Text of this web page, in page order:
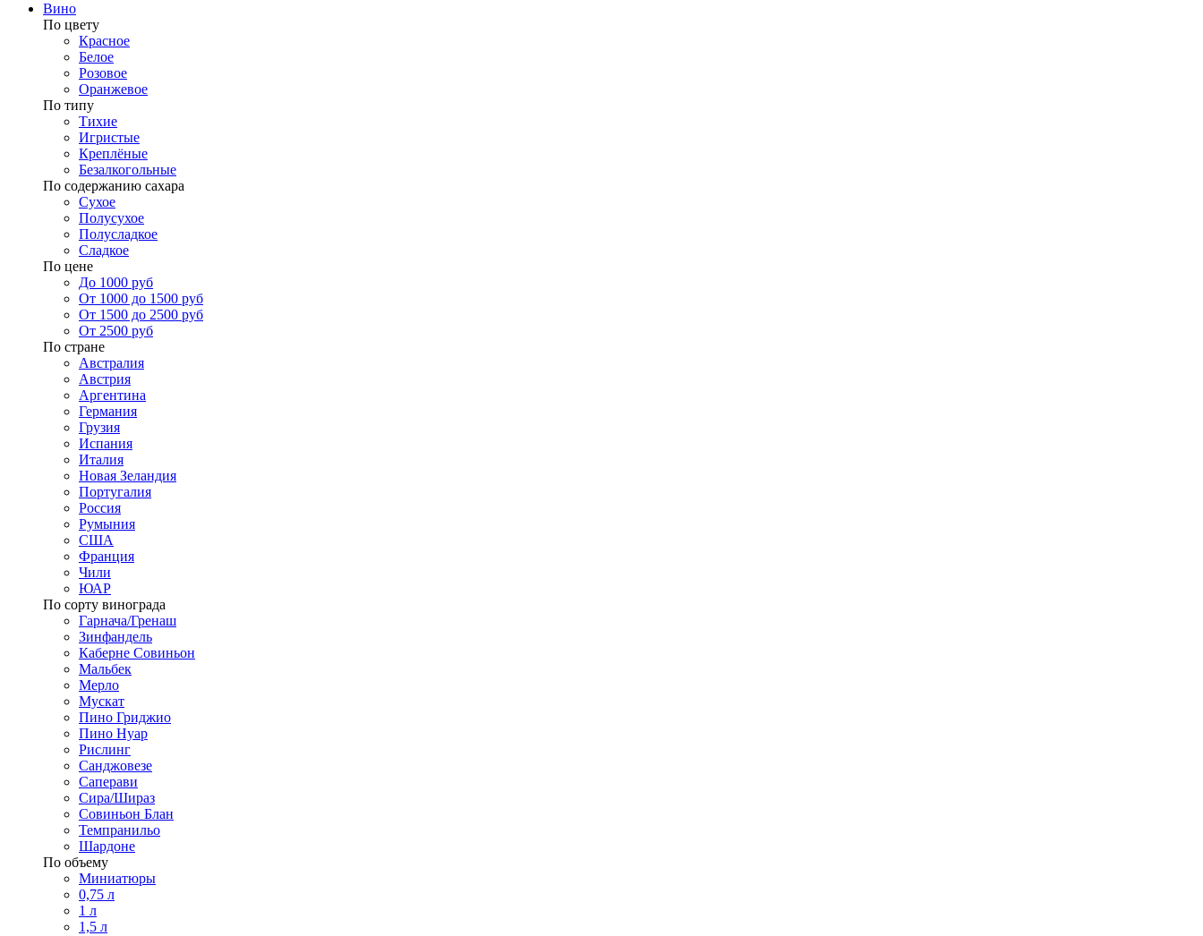
Вино
По цвету
Красное
Белое
Розовое
Оранжевое
По типу
Тихие
Игристые
Креплёные
Безалкогольные
По содержанию сахара
Сухое
Полусухое
Полусладкое
Сладкое
По цене
До 1000 руб
От 1000 до 1500 руб
От 1500 до 2500 руб
От 2500 руб
По стране
Австралия
Австрия
Аргентина
Германия
Грузия
Испания
Италия
Новая Зеландия
Португалия
Россия
Румыния
США
Франция
Чили
ЮАР
По сорту винограда
Гарнача/Гренаш
Зинфандель
Каберне Совиньон
Мальбек
Мерло
Мускат
Пино Гриджио
Пино Нуар
Рислинг
Санджовезе
Саперави
Сира/Шираз
Совиньон Блан
Темпранильо
Шардоне
По объему
Миниатюры
0,75 л
1 л
1,5 л